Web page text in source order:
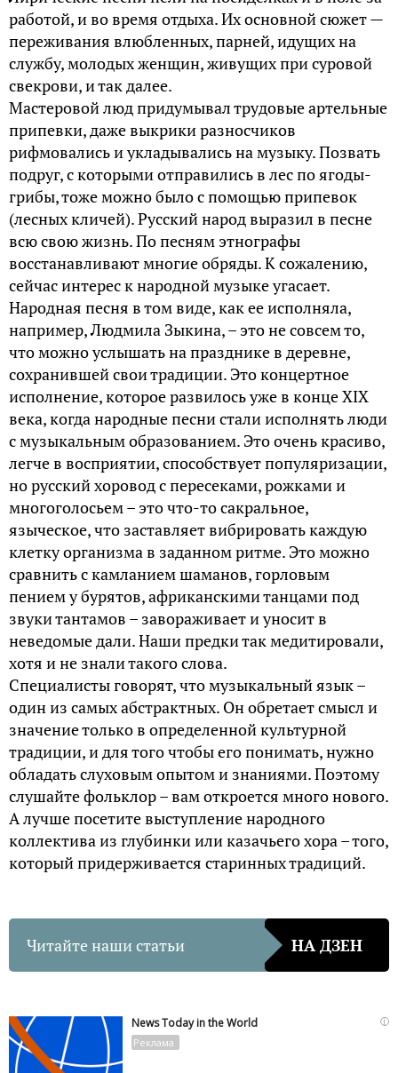
работой, и во время отдыха. Их основной сюжет —
переживания влюбленных, парней, идущих на
службу, молодых женщин, живущих при суровой
свекрови, и так далее.
Мастеровой люд придумывал трудовые артельные
припевки, даже выкрики разносчиков
рифмовались и укладывались на музыку. Позвать
подруг, с которыми отправились в лес по ягоды-
грибы, тоже можно было с помощью припевок
(лесных кличей). Русский народ выразил в песне
всю свою жизнь. По песням этнографы
восстанавливают многие обряды. К сожалению,
сейчас интерес к народной музыке угасает.
Народная песня в том виде, как ее исполняла,
например, Людмила Зыкина, – это не совсем то,
что можно услышать на празднике в деревне,
сохранившей свои традиции. Это концертное
исполнение, которое развилось уже в конце XIX
века, когда народные песни стали исполнять люди
с музыкальным образованием. Это очень красиво,
легче в восприятии, способствует популяризации,
но русский хоровод с пересеками, рожками и
многоголосьем – это что-то сакральное,
языческое, что заставляет вибрировать каждую
клетку организма в заданном ритме. Это можно
сравнить с камланием шаманов, горловым
пением у бурятов, африканскими танцами под
звуки тантамов – завораживает и уносит в
неведомые дали. Наши предки так медитировали,
хотя и не знали такого слова.
Специалисты говорят, что музыкальный язык –
один из самых абстрактных. Он обретает смысл и
значение только в определенной культурной
традиции, и для того чтобы его понимать, нужно
обладать слуховым опытом и знаниями. Поэтому
слушайте фольклор – вам откроется много нового.
А лучше посетите выступление народного
коллектива из глубинки или казачьего хора – того,
который придерживается старинных традиций.
Читайте наши статьи НА ДЗЕН
i
News Today in the World